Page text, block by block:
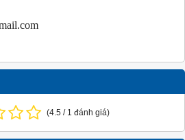
(4.5 / 1 đánh giá)